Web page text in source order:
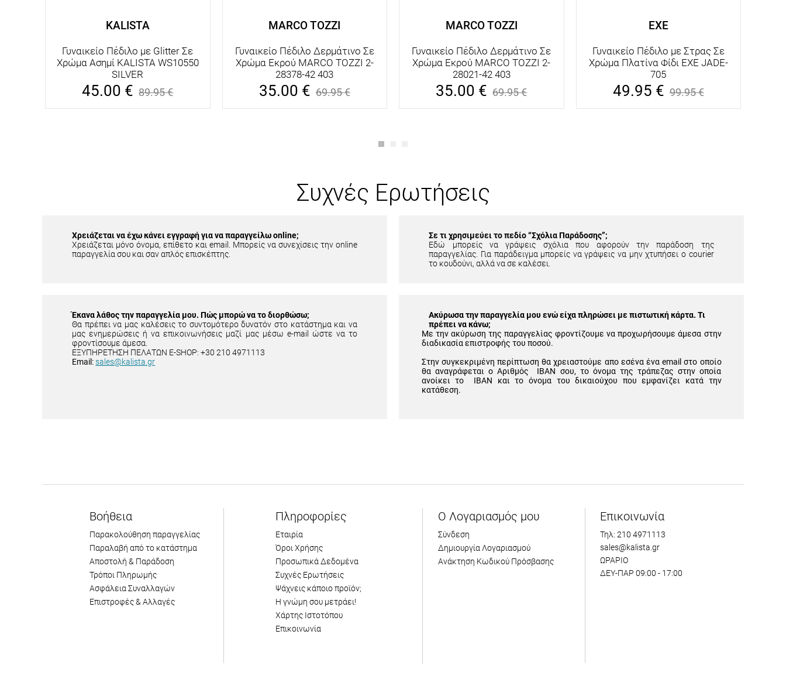
KALISTA
Γυναικείο Πέδιλο με Glitter Σε
Χρώμα Ασημί KALISTA WS10550
SILVER
45.00 € 89.95€
MARCO TOZZI
Γυναικείο Πέδιλο Δερμάτινο Σε
Χρώμα Εκρού MARCO TOZZI 2-
28378-42 403
35.00 € 69.95€
MARCO TOZZI
Γυναικείο Πέδιλο Δερμάτινο Σε
Χρώμα Εκρού MARCO TOZZI 2-
28021-42 403
35.00 € 69.95€
EXE
Γυναικείο Πέδιλο με Στρας Σε
Χρώμα Πλατίνα Φίδι EXE JADE-
705
49.95 € 99.95€
Συχνές Ερωτήσεις
Χρειάζεται να έχω κάνει εγγραφή για να παραγγείλω online;
Χρειάζεται μόνο όνομα, επίθετο και email. Μπορείς να συνεχίσεις την online
παραγγελία σου και σαν απλός επισκέπτης.
Σε τι χρησιμεύει το πεδίο “Σχόλια Παράδοσης”;
Εδώ μπορείς να γράψεις σχόλια που αφορούν την παράδοση της
παραγγελίας. Για παράδειγμα μπορείς να γράψεις να μην χτυπήσει ο courier
το κουδούνι, αλλά να σε καλέσει.
Έκανα λάθος την παραγγελία μου. Πώς μπορώ να το διορθώσω;
Θα πρέπει να μας καλέσεις το συντομότερο δυνατόν στο κατάστημα και να
μας ενημερώσεις ή να επικοινωνήσεις μαζί μας μέσω e-mail ώστε να το
φροντίσουμε άμεσα.
ΕΞΥΠΗΡΕΤΗΣΗ ΠΕΛΑΤΩΝ E-SHOP: +30 210 4971113
Email: sales@kalista.gr
Ακύρωσα την παραγγελία μου ενώ είχα πληρώσει με πιστωτική κάρτα. Τι
πρέπει να κάνω;
Με την ακύρωση της παραγγελίας φροντίζουμε να προχωρήσουμε άμεσα στην
διαδικασία επιστροφής του ποσού.
Στην συγκεκριμένη περίπτωση θα χρειαστούμε απο εσένα ένα email στο οποίο
θα αναγράφεται ο Αριθμός IBAN σου, το όνομα της τράπεζας στην οποία
ανοίκει το IBAN και το όνομα του δικαιούχου που εμφανίζει κατά την
κατάθεση.
Βοήθεια
Παρακολούθηση παραγγελίας
Παραλαβή από το κατάστημα
Αποστολή & Παράδοση
Τρόποι Πληρωμής
Ασφάλεια Συναλλαγών
Επιστροφές & Αλλαγές
Πληροφορίες
Εταιρία
Όροι Χρήσης
Προσωπικά Δεδομένα
Συχνές Ερωτήσεις
Ψάχνεις κάποιο προϊόν;
Η γνώμη σου μετράει!
Χάρτης Ιστοτόπου
Επικοινωνία
Ο Λογαριασμός μου
Σύνδεση
Δημιουργία Λογαριασμού
Ανάκτηση Κωδικού Πρόσβασης
Επικοινωνία
Τηλ: 210 4971113
sales@kalista.gr
ΩΡΑΡΙΟ
ΔΕΥ-ΠΑΡ 09:00 - 17:00